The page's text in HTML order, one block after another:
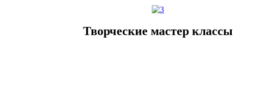
Творческие мастер классы